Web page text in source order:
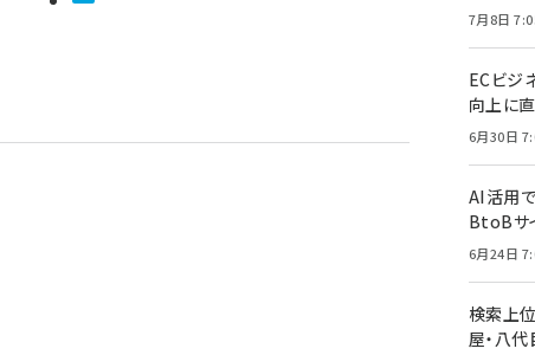
7月8日
ECビジ
向上に
6月30日
AI活用
BtoBサ
6月24日
検索上
屋・八